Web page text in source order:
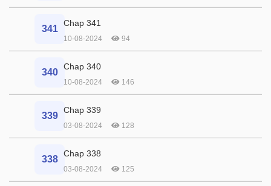
341
Chap 341
10-08-2024 94
340
Chap 340
10-08-2024 146
339
Chap 339
03-08-2024 128
338
Chap 338
03-08-2024 125